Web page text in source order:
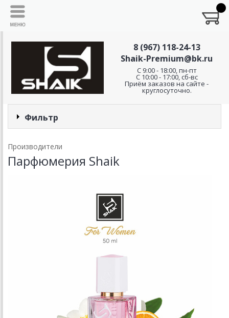
8 (967) 118-24-13
Shaik-Premium@bk.ru
C 9:00 - 18:00, пн-пт
С 10:00 - 17:00, сб-вс
Приём заказов на сайте -
круглосуточно.
Фильтр
Производители
Парфюмерия Shaik